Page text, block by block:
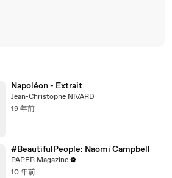
Napoléon - Extrait
Jean-Christophe NIVARD
19 年前
#BeautifulPeople: Naomi Campbell
PAPER Magazine
10 年前